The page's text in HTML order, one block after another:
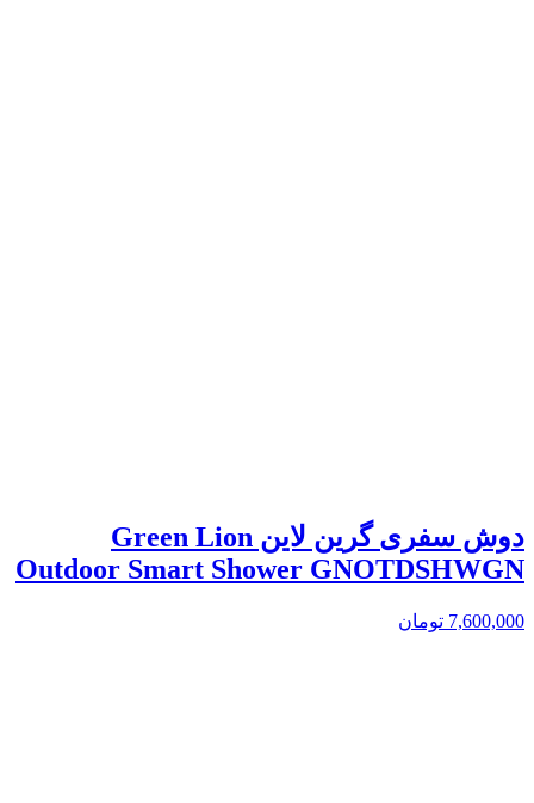
دوش سفری گرین لاین Green Lion
Outdoor Smart Shower GNOTDSHWGN
7,600,000 تومان